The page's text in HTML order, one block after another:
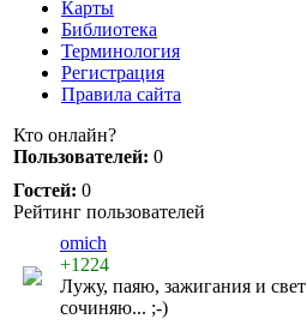
Карты
Библиотека
Терминология
Регистрация
Правила сайта
Кто онлайн?
Пользователей: 0
Гостей: 0
Рейтинг пользователей
omich
+1224
Лужу, паяю, зажигания и свет
сочиняю... ;-)